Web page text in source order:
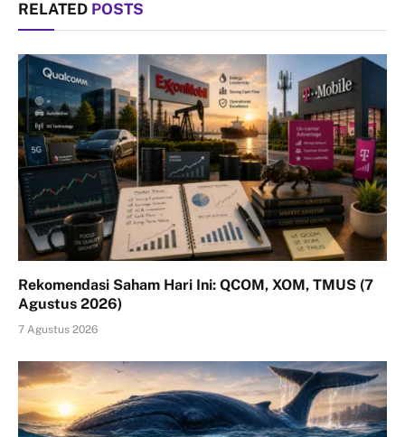
RELATED POSTS
Rekomendasi Saham Hari Ini: QCOM, XOM, TMUS (7
Agustus 2026)
7 Agustus 2026